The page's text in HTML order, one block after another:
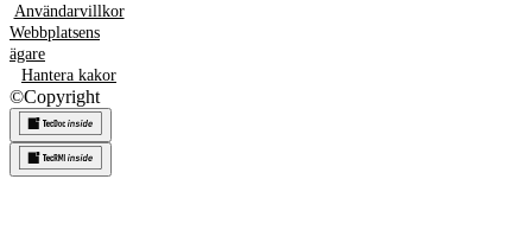
Användarvillkor
Webbplatsens
ägare
Hantera kakor
©Copyright